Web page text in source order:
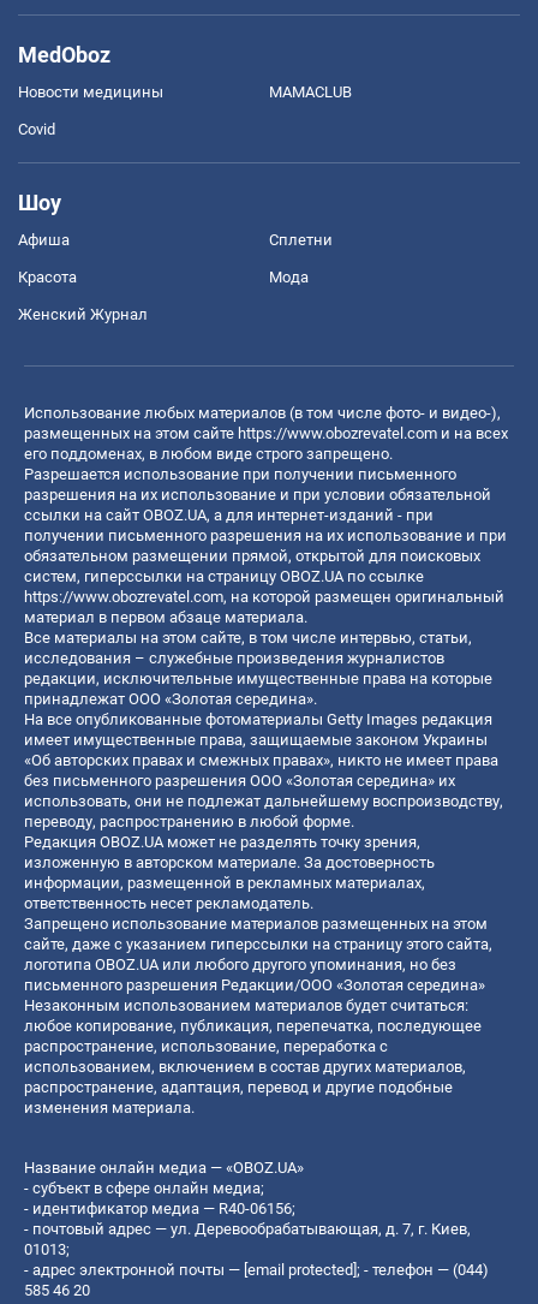
MedOboz
Новости медицины MAMACLUB
Covid
Шоу
Афиша Сплетни
Красота Мода
Женский Журнал
Использование любых материалов (в том числе фото- и видео-),
размещенных на этом сайте https://www.obozrevatel.com и на всех
его поддоменах, в любом виде строго запрещено.
Разрешается использование при получении письменного
разрешения на их использование и при условии обязательной
ссылки на сайт OBOZ.UA, а для интернет-изданий - при
получении письменного разрешения на их использование и при
обязательном размещении прямой, открытой для поисковых
систем, гиперссылки на страницу OBOZ.UA по ссылке
https://www.obozrevatel.com, на которой размещен оригинальный
материал в первом абзаце материала.
Все материалы на этом сайте, в том числе интервью, статьи,
исследования – служебные произведения журналистов
редакции, исключительные имущественные права на которые
принадлежат ООО «Золотая середина».
На все опубликованные фотоматериалы Getty Images редакция
имеет имущественные права, защищаемые законом Украины
«Об авторских правах и смежных правах», никто не имеет права
без письменного разрешения ООО «Золотая середина» их
использовать, они не подлежат дальнейшему воспроизводству,
переводу, распространению в любой форме.
Редакция OBOZ.UA может не разделять точку зрения,
изложенную в авторском материале. За достоверность
информации, размещенной в рекламных материалах,
ответственность несет рекламодатель.
Запрещено использование материалов размещенных на этом
сайте, даже с указанием гиперссылки на страницу этого сайта,
логотипа OBOZ.UA или любого другого упоминания, но без
письменного разрешения Редакции/ООО «Золотая середина»
Незаконным использованием материалов будет считаться:
любое копирование, публикация, перепечатка, последующее
распространение, использование, переработка с
использованием, включением в состав других материалов,
распространение, адаптация, перевод и другие подобные
изменения материала.
Название онлайн медиа — «OBOZ.UA»
- субъект в сфере онлайн медиа;
- идентификатор медиа — R40-06156;
- почтовый адрес — ул. Деревообрабатывающая, д. 7, г. Киев,
01013;
- адрес электронной почты — [email protected]; - телефон — (044)
585 46 20